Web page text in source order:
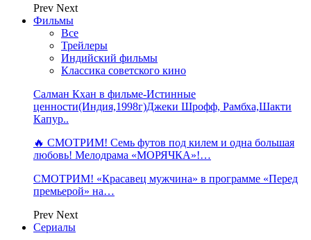
Prev Next
Фильмы
Все
Трейлеры
Индийский фильмы
Классика советского кино
Салман Кхан в фильме-Истинные
ценности(Индия,1998г)Джеки Шрофф, Рамбха,Шакти
Капур..
🔥 СМОТРИМ! Семь футов под килем и одна большая
любовь! Мелодрама «МОРЯЧКА»!…
СМОТРИМ! «Красавец мужчина» в программе «Перед
премьерой» на…
Prev Next
Сериалы